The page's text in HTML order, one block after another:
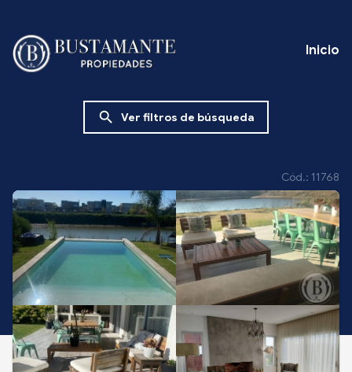
Inicio
search Ver filtros de búsqueda
Cód.: 11768